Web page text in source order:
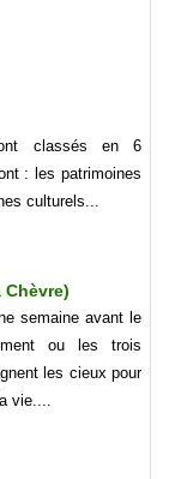
classés en 6
: les patrimoines
culturels...
Chèvre)
semaine avant le
ou les trois
les cieux pour
vie....